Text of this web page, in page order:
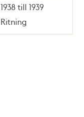
1938 till 1939
Ritning